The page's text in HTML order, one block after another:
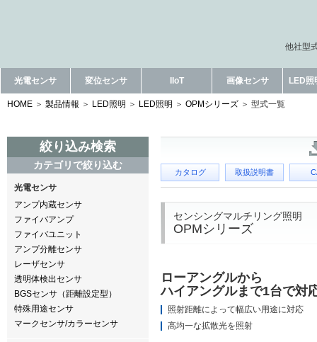
他社型
光電センサ 変位センサ IIoT 画像センサ LED照
HOME 製品情報 LED照明 LED照明 OPMシリーズ 型式一覧
絞り込み検索
カテゴリで絞り込む
光電センサ
アンプ内蔵センサ
ファイバアンプ
ファイバユニット
アンプ分離センサ
レーザセンサ
透明体検出センサ
BGSセンサ（距離設定型）
特殊用途センサ
マークセンサ/カラーセンサ
カタログ 取扱説明書
センシングマルチリング照明
OPMシリーズ
ローアングルから
ハイアングルまで1台で対
照射距離によって幅広い用途に対応
高均一な拡散光を照射